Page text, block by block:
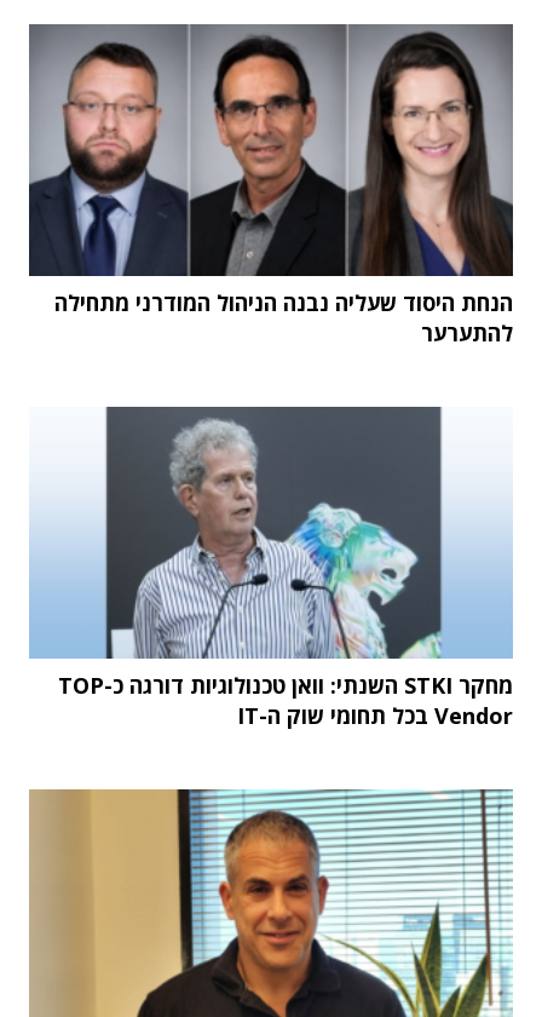
הנחת היסוד שעליה נבנה הניהול המודרני מתחילה
להתערער
מחקר STKI השנתי: וואן טכנולוגיות דורגה כ-TOP
Vendor בכל תחומי שוק ה-IT